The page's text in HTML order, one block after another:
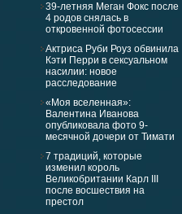
39-летняя Меган Фокс после
4 родов снялась в
откровенной фотосессии
Актриса Руби Роуз обвинила
Кэти Перри в сексуальном
насилии: новое
расследование
«Моя вселенная»:
Валентина Иванова
опубликовала фото 9-
месячной дочери от Тимати
7 традиций, которые
изменил король
Великобритании Карл III
после восшествия на
престол